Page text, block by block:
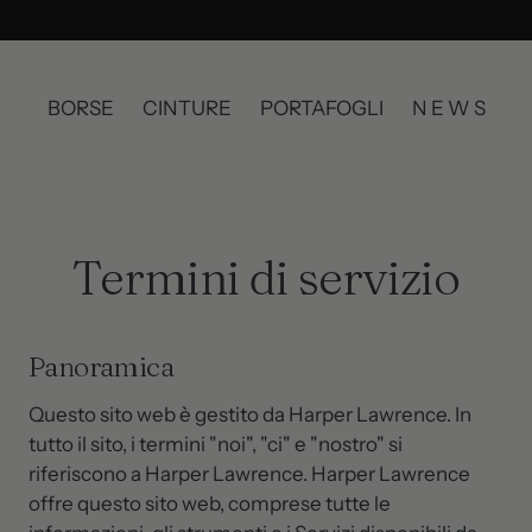
BORSE CINTURE PORTAFOGLI N E W S
Termini di servizio
Panoramica
Questo sito web è gestito da Harper Lawrence. In
tutto il sito, i termini "noi", "ci" e "nostro" si
riferiscono a Harper Lawrence. Harper Lawrence
offre questo sito web, comprese tutte le